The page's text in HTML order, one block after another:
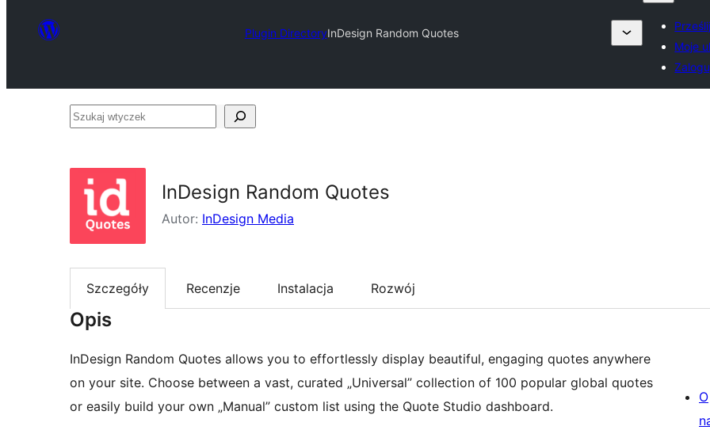
Plugin DirectoryInDesign Random Quotes
Moje
Szukaj
InDesign Random Quotes
Autor: InDesign Media
Szczegóły Recenzje Instalacja Rozwój
Opis
InDesign Random Quotes allows you to effortlessly display beautiful, engaging quotes anywhere
on your site. Choose between a vast, curated „Universal” collection of 100 popular global quotes
or easily build your own „Manual” custom list using the Quote Studio dashboard.
O